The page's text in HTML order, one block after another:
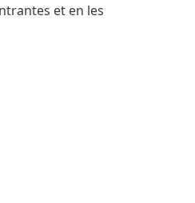
et en les